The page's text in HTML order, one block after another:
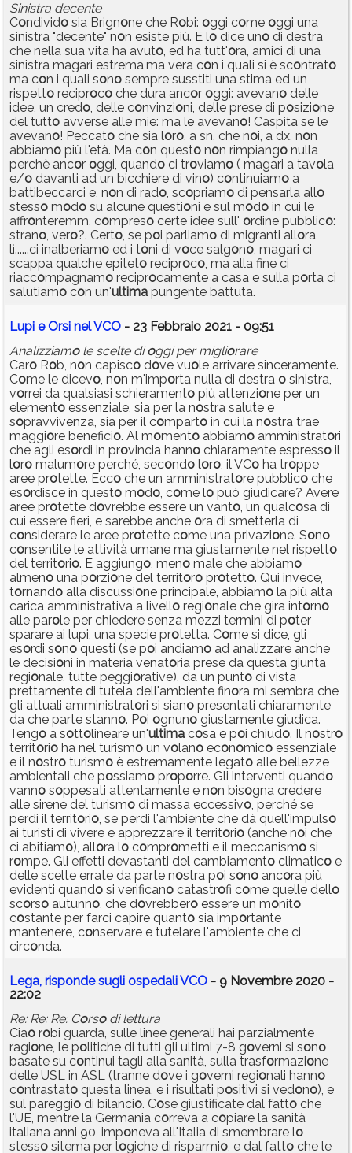
Sinistra decente
Condivido sia Brignone che Robi: oggi come oggi una
sinistra "decente" non esiste più. E lo dice uno di destra
che nella sua vita ha avuto, ed ha tutt'ora, amici di una
sinistra magari estrema,ma vera con i quali si è scontrato
ma con i quali sono sempre susstiti una stima ed un
rispetto reciproco che dura ancor oggi: avevano delle
idee, un credo, delle convinzioni, delle prese di posizione
del tutto avverse alle mie: ma le avevano! Caspita se le
avevano! Peccato che sia loro, a sn, che noi, a dx, non
abbiamo più l'età. Ma con questo non rimpiango nulla
perchè ancor oggi, quando ci troviamo ( magari a tavola
e/o davanti ad un bicchiere di vino) continuiamo a
battibeccarci e, non di rado, scopriamo di pensarla allo
stesso modo su alcune questioni e sul modo in cui le
affronteremm, compreso certe idee sull' ordine pubblico:
strano, vero?. Certo, se poi parliamo di migranti allora
lì......ci inalberiamo ed i toni di voce salgono, magari ci
scappa qualche epiteto reciproco, ma alla fine ci
riaccompagnamo reciprocamente a casa e sulla porta ci
salutiamo con un'ultima pungente battuta.
Lupi e Orsi nel VCO - 23 Febbraio 2021 - 09:51
Analizziamole scelte dioggi per migliorare
Caro Rob, non capisco dove vuole arrivare sinceramente.
Come le dicevo, non m'importa nulla di destra o sinistra,
vorrei da qualsiasi schieramento più attenzione per un
elemento essenziale, sia per la nostra salute e
sopravvivenza, sia per il comparto in cui la nostra trae
maggiore beneficio. Al momento abbiamo amministratori
che agli esordi in provincia hanno chiaramente espresso il
loro malumore perché, secondo loro, il VCo ha troppe
aree protette. Ecco che un amministratore pubblico che
esordisce in questo modo, come lo può giudicare? Avere
aree protette dovrebbe essere un vanto, un qualcosa di
cui essere fieri, e sarebbe anche ora di smetterla di
considerare le aree protette come una privazione. Sono
consentite le attività umane ma giustamente nel rispetto
del territorio. E aggiungo, meno male che abbiamo
almeno una porzione del territoro protetto. Qui invece,
tornando alla discussione principale, abbiamo la più alta
carica amministrativa a livello regionale che gira intorno
alle parole per chiedere senza mezzi termini di poter
sparare ai lupi, una specie protetta. Come si dice, gli
esordi sono questi (se poi andiamo ad analizzare anche
le decisioni in materia venatoria prese da questa giunta
regionale, tutte peggiorative), da un punto di vista
prettamente di tutela dell'ambiente finora mi sembra che
gli attuali amministratori si siano presentati chiaramente
da che parte stanno. Poi ognuno giustamente giudica.
Tengo a sottolineare un'ultima cosa e poi chiudo. Il nostro
territorio ha nel turismo un volano economico essenziale
e il nostro turismo è estremamente legato alle bellezze
ambientali che possiamo proporre. Gli interventi quando
vanno soppesati attentamente e non bisogna credere
alle sirene del turismo di massa eccessivo, perché se
perdi il territorio, se perdi l'ambiente che dà quell'impulso
ai turisti di vivere e apprezzare il territorio (anche noi che
ci abitiamo), allora lo comprometti e il meccanismo si
rompe. Gli effetti devastanti del cambiamento climatico e
delle scelte errate da parte nostra poi sono ancora più
evidenti quando si verificano catastrofi come quelle dello
scorso autunno, che dovrebbero essere un monito
costante per farci capire quanto sia importante
mantenere, conservare e tutelare l'ambiente che ci
circonda.
Lega, risponde sugli ospedali VCO - 9 Novembre 2020 -
22:02
Re: Re: Re: Corsodi lettura
Ciao robi guarda, sulle linee generali hai parzialmente
ragione, le politiche di tutti gli ultimi 7-8 governi si sono
basate su continui tagli alla sanità, sulla trasformazione
delle USL in ASL (tranne dove i governi regionali hanno
contrastato questa linea, e i risultati positivi si vedono), e
sul pareggio di bilancio. Cose giustificate dal fatto che
l'UE, mentre la Germania correva a copiare la sanità
italiana anni 90, imponeva all'Italia di smembrare lo
stesso sitema per logiche di risparmio, e dal fatto che le